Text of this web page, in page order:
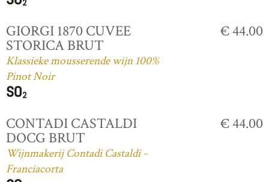
GIORGI 1870 CUVEE
STORICA BRUT
Klassieke mousserende wijn 100%
Pinot Noir
€ 44.00
CONTADI CASTALDI
DOCG BRUT
Wijnmakerij Contadi Castaldi -
Franciacorta
€ 44.00